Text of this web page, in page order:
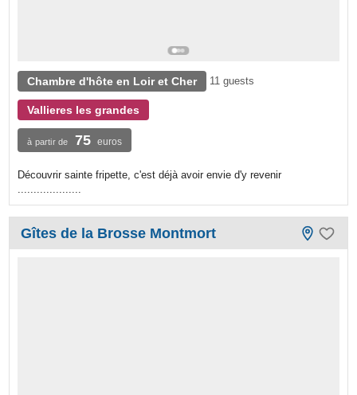
Chambre d'hôte en Loir et Cher 11 guests
Vallieres les grandes
à partir de 75 euros
Découvrir sainte fripette, c'est déjà avoir envie d'y revenir
Gîtes de la Brosse Montmort